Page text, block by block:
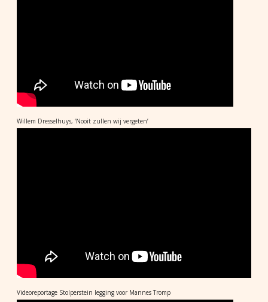
Willem Dresselhuys, ‘Nooit zullen wij vergeten’
Videoreportage Stolperstein legging voor Mannes Tromp